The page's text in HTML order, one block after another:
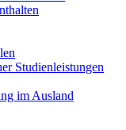
Studienleistungen
im Ausland